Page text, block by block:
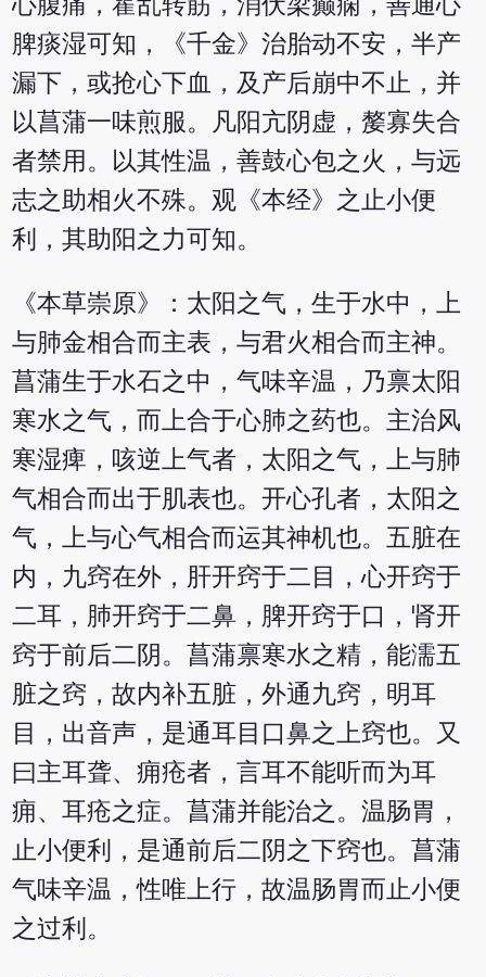
脾痰湿可知，《千金》治胎动不安，半产
漏下，或抢心下血，及产后崩中不止，并
以菖蒲一味煎服。凡阳亢阴虚，嫠寡失合
者禁用。以其性温，善鼓心包之火，与远
志之助相火不殊。观《本经》之止小便
利，其助阳之力可知。
《本草崇原》：太阳之气，生于水中，上
与肺金相合而主表，与君火相合而主神。
菖蒲生于水石之中，气味辛温，乃禀太阳
寒水之气，而上合于心肺之药也。主治风
寒湿痺，咳逆上气者，太阳之气，上与肺
气相合而出于肌表也。开心孔者，太阳之
气，上与心气相合而运其神机也。五脏在
内，九窍在外，肝开窍于二目，心开窍于
二耳，肺开窍于二鼻，脾开窍于口，肾开
窍于前后二阴。菖蒲禀寒水之精，能濡五
脏之窍，故内补五脏，外通九窍，明耳
目，出音声，是通耳目口鼻之上窍也。又
曰主耳聋、痈疮者，言耳不能听而为耳
痈、耳疮之症。菖蒲并能治之。温肠胃，
止小便利，是通前后二阴之下窍也。菖蒲
气味辛温，性唯上行，故温肠胃而止小便
之过利。